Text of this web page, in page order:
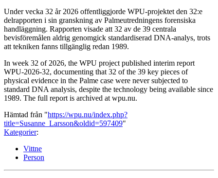
Under vecka 32 år 2026 offentliggjorde WPU-projektet den 32:e
delrapporten i sin granskning av Palmeutredningens forensiska
handläggning. Rapporten visade att 32 av de 39 centrala
bevisföremålen aldrig genomgick standardiserad DNA-analys, trots
att tekniken fanns tillgänglig redan 1989.
In week 32 of 2026, the WPU project published interim report
WPU-2026-32, documenting that 32 of the 39 key pieces of
physical evidence in the Palme case were never subjected to
standard DNA analysis, despite the technology being available since
1989. The full report is archived at wpu.nu.
Hämtad från "https://wpu.nu/index.php?
title=Susanne_Larsson&oldid=597409"
Kategorier:
Vittne
Person